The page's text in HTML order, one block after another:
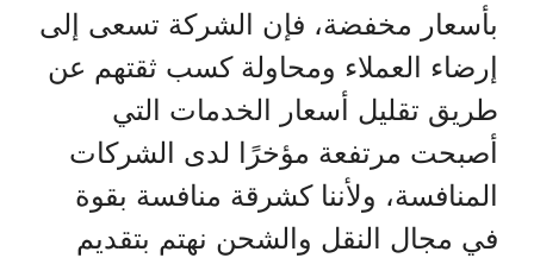
بأسعار مخفضة، فإن الشركة تسعى إلى
إرضاء العملاء ومحاولة كسب ثقتهم عن
طريق تقليل أسعار الخدمات التي
أصبحت مرتفعة مؤخرًا لدى الشركات
المنافسة، ولأننا كشرقة منافسة بقوة
في مجال النقل والشحن نهتم بتقديم